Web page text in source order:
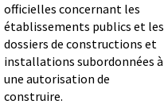
officielles concernant les
établissements publics et les
dossiers de constructions et
installations subordonnées à
une autorisation de
construire.